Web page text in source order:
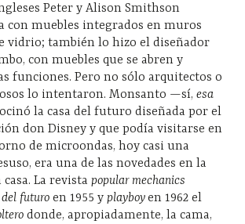
Peter y Alison Smithson
con muebles integrados en muros
vidrio; también lo hizo el diseñador
con muebles que se abren y
funciones. Pero no sólo arquitectos o
lo intentaron. Monsanto —sí, esa
la casa del futuro diseñada por el
don Disney y que podía visitarse en
de microondas, hoy casi una
era una de las novedades en la
La revista popular mechanics
futuro en 1955 y playboyen 1962 el
donde, apropiadamente, la cama,